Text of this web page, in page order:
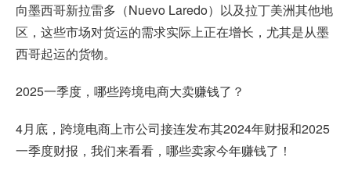
向墨西哥新拉雷多（Nuevo Laredo）以及拉丁美洲其他地
区，这些市场对货运的需求实际上正在增长，尤其是从墨
西哥起运的货物。
2025一季度，哪些跨境电商大卖赚钱了？
4月底，跨境电商上市公司接连发布其2024年财报和2025
一季度财报，我们来看看，哪些卖家今年赚钱了！